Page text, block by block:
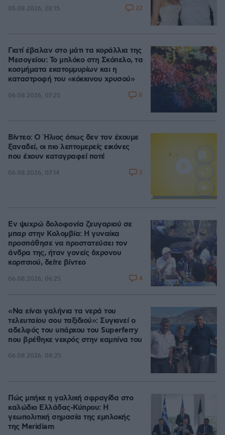
05.08.2026, 20:15 22
Γιατί έβαλαν στο μάτι τα κοράλλια της
Μεσογείου: Το μπλόκο στη Σκόπελο, τα
κοσμήματα εκατομμυρίων και η
καταστροφή του «κόκκινου χρυσού»
06.08.2026, 07:25 8
Loaded:
Βίντεο: Ο Ήλιος όπως δεν τον έχουμε
ξαναδεί, οι πιο λεπτομερείς εικόνες
που έχουν καταγραφεί ποτέ
06.08.2026, 07:14 2
Εν ψυχρώ δολοφονία ζευγαριού σε
μπαρ στην Κολομβία: Η γυναίκα
προσπάθησε να προστατεύσει τον
άνδρα της, ήταν γονείς 6χρονου
κοριτσιού, δείτε βίντεο
06.08.2026, 06:25 4
«Να είναι γαλήνια τα νερά του
τελευταίου σου ταξιδιού»: Συγκινεί ο
αδελφός του υπάρχου του Superferry
που βρέθηκε νεκρός στην καμπίνα του
06.08.2026, 08:25
Πώς μπήκε η γαλλική σφραγίδα στο
καλώδιο Ελλάδας-Κύπρου: Η
γεωπολιτική σημασία της εμπλοκής
της Meridiam